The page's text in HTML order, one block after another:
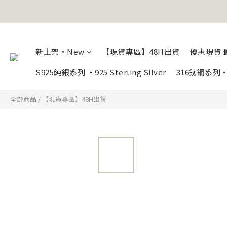
新上架・New 【現貨專區】48H出貨
優惠現貨
S925純銀系列 ・925 Sterling Silver
316鈦鋼系列
全部商品 / 【現貨專區】48H出貨